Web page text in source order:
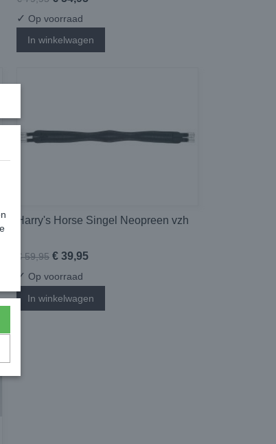
✓ Op voorraad
In winkelwagen
Harry's Horse Singel Neopreen vzh
€ 59,95 € 39,95
✓ Op voorraad
In winkelwagen